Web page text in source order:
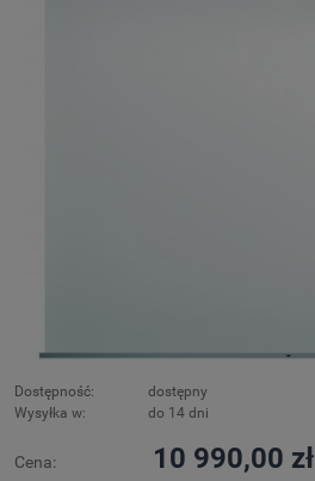
Dostępność:
dostępny
Wysyłka w:
do 14 dni
Cena: 10 990,00 zł